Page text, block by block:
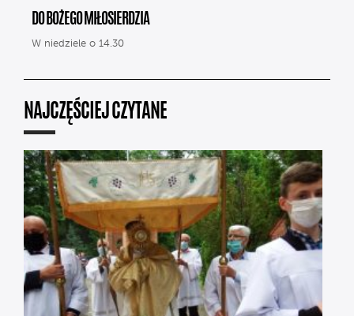
DO BOŻEGO MIŁOSIERDZIA
W niedziele o 14.30
NAJCZĘŚCIEJ CZYTANE